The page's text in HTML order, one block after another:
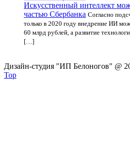
Искусственный интеллект
частью Сбербанка Согласно
только в 2020 году внедрение ИИ
60 млрд рублей, а развитие
[…]
Дизайн-студия "ИП Белоногов" @
Top